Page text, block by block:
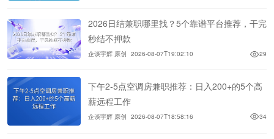
2026日结兼职哪里找？5个靠谱平台推荐，干完
秒结不押款
企谈宇辉 原创 2026-08-07T19:02:10 29
下午2-5点空调房兼职推荐：日入200+的5个高
薪远程工作
企谈宇辉 原创 2026-08-07T18:58:16 34